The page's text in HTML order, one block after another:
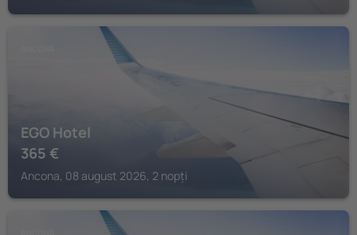
EGO Hotel
365 €
Ancona, 08 august 2026, 2 nopți